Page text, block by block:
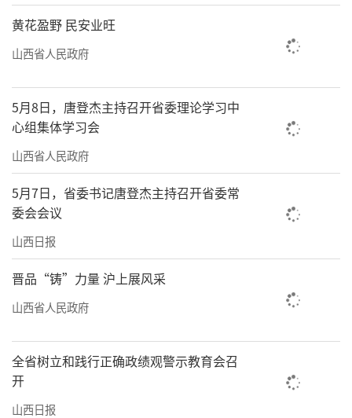
黄花盈野 民安业旺
山西省人民政府
5月8日，唐登杰主持召开省委理论学习中
心组集体学习会
山西省人民政府
5月7日，省委书记唐登杰主持召开省委常
委会会议
山西日报
晋品“铸”力量 沪上展风采
山西省人民政府
全省树立和践行正确政绩观警示教育会召
开
山西日报